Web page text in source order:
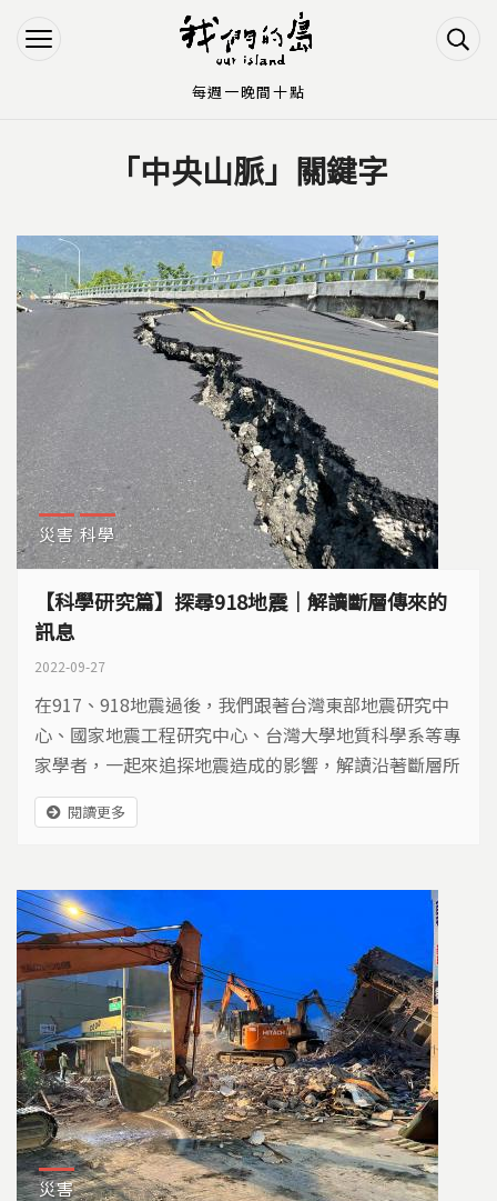
Jump to Navigation
Jump to Main content
「中央山脈」關鍵字
災害 科學
【科學研究篇】探尋918地震｜解讀斷層傳來的
訊息
2022-09-27
在917、918地震過後，我們跟著台灣東部地震研究中
心、國家地震工程研究中心、台灣大學地質科學系等專
家學者，一起來追探地震造成的影響，解讀沿著斷層所
遺留下的種種訊息，找出未來與地震共存的因應之道。
閱讀更多
災害
每週一晚間十點